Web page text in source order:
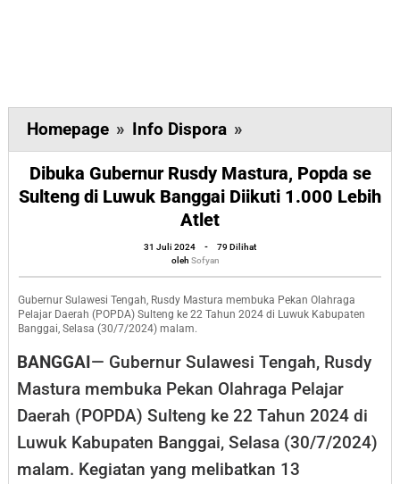
Homepage » Info Dispora »
Gubernur
Rusdy
Mastura,
se
Sulteng
di
Banggai
Diikuti
1.000
Lebih
Atlet
Dibuka Gubernur Rusdy Mastura, Popda se
Sulteng di Luwuk Banggai Diikuti 1.000 Lebih
Atlet
31 Juli 2024
oleh
Sofyan
-
79 Dilihat
oleh Sofyan
Gubernur Sulawesi Tengah, Rusdy Mastura membuka Pekan Olahraga
Pelajar Daerah (POPDA) Sulteng ke 22 Tahun 2024 di Luwuk Kabupaten
Banggai, Selasa (30/7/2024) malam.
BANGGAI— Gubernur Sulawesi Tengah, Rusdy
Mastura membuka Pekan Olahraga Pelajar
Daerah (POPDA) Sulteng ke 22 Tahun 2024 di
Luwuk Kabupaten Banggai, Selasa (30/7/2024)
malam. Kegiatan yang melibatkan 13